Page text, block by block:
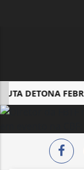
DETONA